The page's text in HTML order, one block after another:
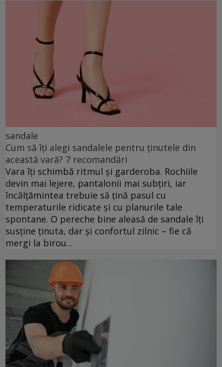
sandale
Cum să îți alegi sandalele pentru ținutele din
această vară? 7 recomandări
Vara îți schimbă ritmul și garderoba. Rochiile
devin mai lejere, pantalonii mai subțiri, iar
încălțămintea trebuie să țină pasul cu
temperaturile ridicate și cu planurile tale
spontane. O pereche bine aleasă de sandale îți
susține ținuta, dar și confortul zilnic – fie că
mergi la birou...